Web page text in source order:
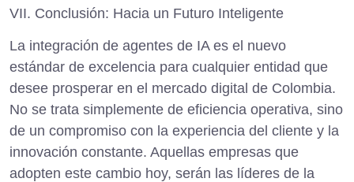
VII. Conclusión: Hacia un Futuro Inteligente
La integración de agentes de IA es el nuevo
estándar de excelencia para cualquier entidad que
desee prosperar en el mercado digital de Colombia.
No se trata simplemente de eficiencia operativa, sino
de un compromiso con la experiencia del cliente y la
innovación constante. Aquellas empresas que
adopten este cambio hoy, serán las líderes de la